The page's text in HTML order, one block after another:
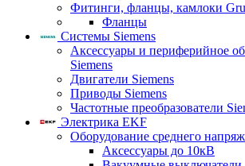
Фитинги, фланцы, камлоки
Фланцы
Системы Siemens
Аксессуары и периферийное
Siemens
Двигатели Siemens
Приводы Siemens
Частотные преобразователи
Электрика EKF
Оборудование среднего
Аксессуары до 10кВ